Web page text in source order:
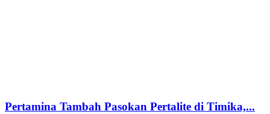
Pertamina Tambah Pasokan Pertalite di Timika,...